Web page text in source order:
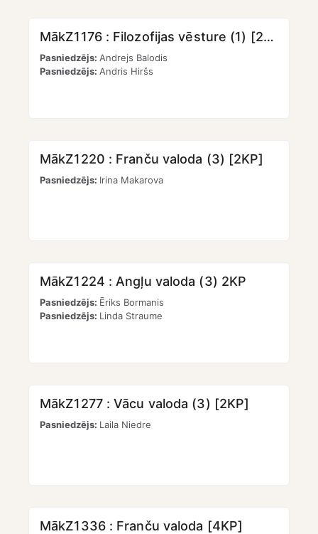
MākZ1176 : Filozofijas vēsture (1) [2KP]
Pasniedzējs: Andrejs Balodis
Pasniedzējs: Andris Hiršs
MākZ1220 : Franču valoda (3) [2KP]
Pasniedzējs: Irina Makarova
MākZ1224 : Angļu valoda (3) 2KP
Pasniedzējs: Ēriks Bormanis
Pasniedzējs: Linda Straume
MākZ1277 : Vācu valoda (3) [2KP]
Pasniedzējs: Laila Niedre
MākZ1336 : Franču valoda [4KP]